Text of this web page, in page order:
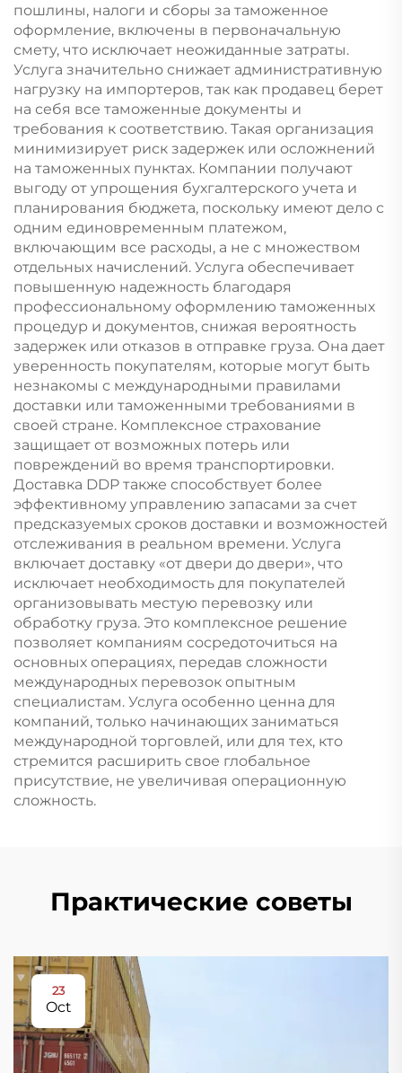
пошлины, налоги и сборы за таможенное
оформление, включены в первоначальную
смету, что исключает неожиданные затраты.
Услуга значительно снижает административную
нагрузку на импортеров, так как продавец берет
на себя все таможенные документы и
требования к соответствию. Такая организация
минимизирует риск задержек или осложнений
на таможенных пунктах. Компании получают
выгоду от упрощения бухгалтерского учета и
планирования бюджета, поскольку имеют дело с
одним единовременным платежом,
включающим все расходы, а не с множеством
отдельных начислений. Услуга обеспечивает
повышенную надежность благодаря
профессиональному оформлению таможенных
процедур и документов, снижая вероятность
задержек или отказов в отправке груза. Она дает
уверенность покупателям, которые могут быть
незнакомы с международными правилами
доставки или таможенными требованиями в
своей стране. Комплексное страхование
защищает от возможных потерь или
повреждений во время транспортировки.
Доставка DDP также способствует более
эффективному управлению запасами за счет
предсказуемых сроков доставки и возможностей
отслеживания в реальном времени. Услуга
включает доставку «от двери до двери», что
исключает необходимость для покупателей
организовывать местую перевозку или
обработку груза. Это комплексное решение
позволяет компаниям сосредоточиться на
основных операциях, передав сложности
международных перевозок опытным
специалистам. Услуга особенно ценна для
компаний, только начинающих заниматься
международной торговлей, или для тех, кто
стремится расширить свое глобальное
присутствие, не увеличивая операционную
сложность.
Практические советы
23
Oct